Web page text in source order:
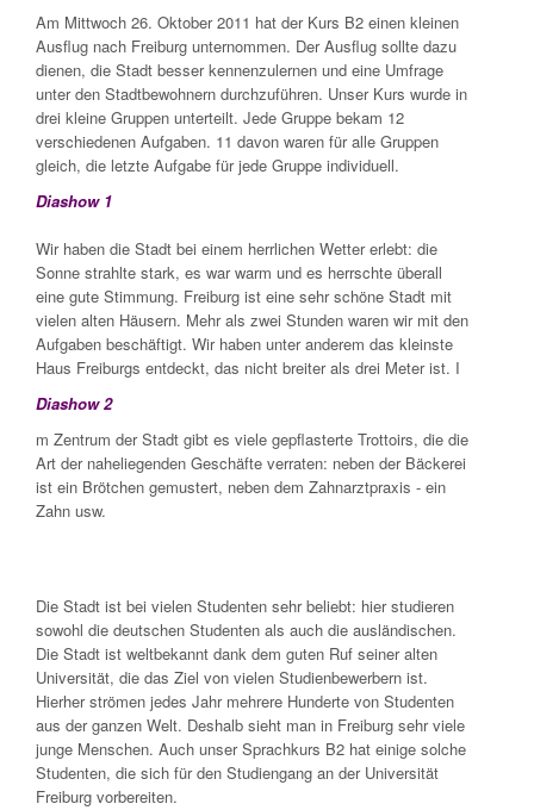
Am Mittwoch 26. Oktober 2011 hat der Kurs B2 einen kleinen
Ausflug nach Freiburg unternommen. Der Ausflug sollte dazu
dienen, die Stadt besser kennenzulernen und eine Umfrage
unter den Stadtbewohnern durchzuführen. Unser Kurs wurde in
drei kleine Gruppen unterteilt. Jede Gruppe bekam 12
verschiedenen Aufgaben. 11 davon waren für alle Gruppen
gleich, die letzte Aufgabe für jede Gruppe individuell.
Diashow 1
Wir haben die Stadt bei einem herrlichen Wetter erlebt: die
Sonne strahlte stark, es war warm und es herrschte überall
eine gute Stimmung. Freiburg ist eine sehr schöne Stadt mit
vielen alten Häusern. Mehr als zwei Stunden waren wir mit den
Aufgaben beschäftigt. Wir haben unter anderem das kleinste
Haus Freiburgs entdeckt, das nicht breiter als drei Meter ist. I
Diashow 2
m Zentrum der Stadt gibt es viele gepflasterte Trottoirs, die die
Art der naheliegenden Geschäfte verraten: neben der Bäckerei
ist ein Brötchen gemustert, neben dem Zahnarztpraxis - ein
Zahn usw.
Die Stadt ist bei vielen Studenten sehr beliebt: hier studieren
sowohl die deutschen Studenten als auch die ausländischen.
Die Stadt ist weltbekannt dank dem guten Ruf seiner alten
Universität, die das Ziel von vielen Studienbewerbern ist.
Hierher strömen jedes Jahr mehrere Hunderte von Studenten
aus der ganzen Welt. Deshalb sieht man in Freiburg sehr viele
junge Menschen. Auch unser Sprachkurs B2 hat einige solche
Studenten, die sich für den Studiengang an der Universität
Freiburg vorbereiten.